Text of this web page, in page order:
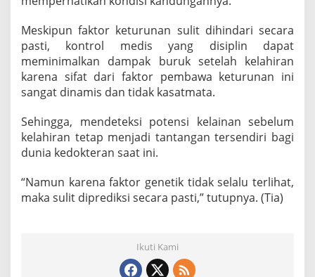
Meskipun faktor keturunan sulit dihindari secara
pasti, kontrol medis yang disiplin dapat
meminimalkan dampak buruk setelah kelahiran
karena sifat dari faktor pembawa keturunan ini
sangat dinamis dan tidak kasatmata.
Sehingga, mendeteksi potensi kelainan sebelum
kelahiran tetap menjadi tantangan tersendiri bagi
dunia kedokteran saat ini.
“Namun karena faktor genetik tidak selalu terlihat,
maka sulit diprediksi secara pasti,” tutupnya. (Tia)
Ikuti Kami